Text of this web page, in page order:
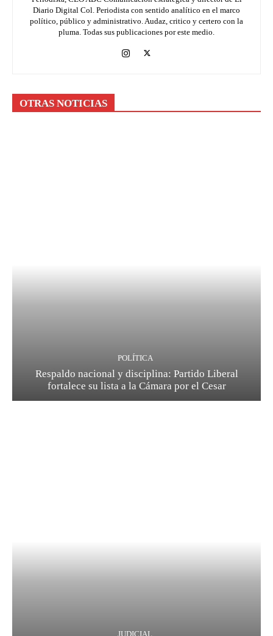
Diario Digital Col. Periodista con sentido analítico en el marco
político, público y administrativo. Audaz, critico y certero con la
pluma. Todas sus publicaciones por este medio.
OTRAS NOTICIAS
POLÍTICA
Respaldo nacional y disciplina: Partido Liberal
fortalece su lista a la Cámara por el Cesar
JUDICIAL